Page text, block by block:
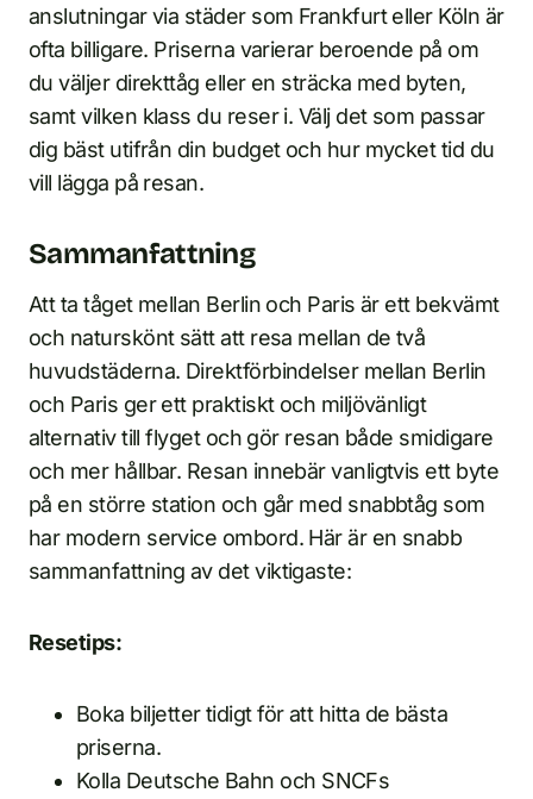
anslutningar via städer som Frankfurt eller Köln är
ofta billigare. Priserna varierar beroende på om
du väljer direkttåg eller en sträcka med byten,
samt vilken klass du reser i. Välj det som passar
dig bäst utifrån din budget och hur mycket tid du
vill lägga på resan.
Sammanfattning
Att ta tåget mellan Berlin och Paris är ett bekvämt
och naturskönt sätt att resa mellan de två
huvudstäderna. Direktförbindelser mellan Berlin
och Paris ger ett praktiskt och miljövänligt
alternativ till flyget och gör resan både smidigare
och mer hållbar. Resan innebär vanligtvis ett byte
på en större station och går med snabbtåg som
har modern service ombord. Här är en snabb
sammanfattning av det viktigaste:
Resetips:
Boka biljetter tidigt för att hitta de bästa
priserna.
Kolla Deutsche Bahn och SNCFs